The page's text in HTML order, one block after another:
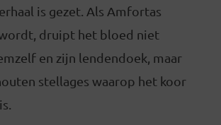
is gezet. Als Amfortas
wordt, druipt het bloed niet
en zijn lendendoek, maar
stellages waarop het koor